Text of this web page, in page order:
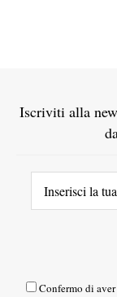
Iscriviti alla
Confermo di